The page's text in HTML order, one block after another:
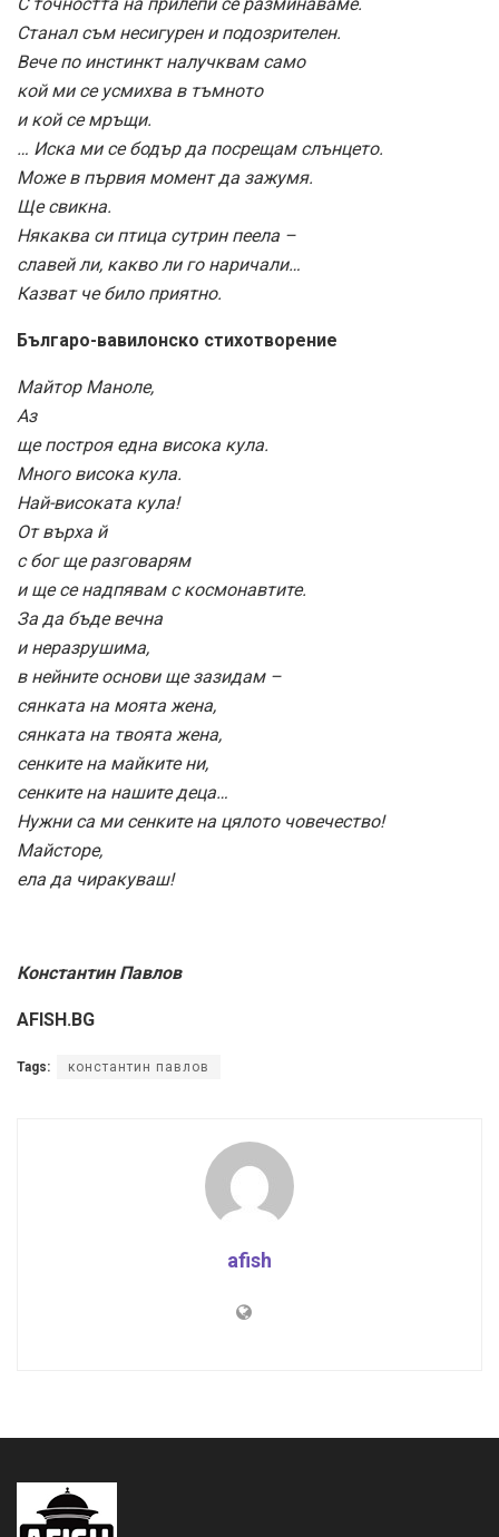
Станал съм несигурен и подозрителен.
Вече по инстинкт налучквам само
кой ми се усмихва в тъмното
и кой се мръщи.
… Иска ми се бодър да посрещам слънцето.
Може в първия момент да зажумя.
Ще свикна.
Някаква си птица сутрин пеела –
славей ли, какво ли го наричали…
Казват че било приятно.
Българо-вавилонско стихотворение
Майтор Маноле,
Аз
ще построя една висока кула.
Много висока кула.
Най-високата кула!
От върха й
с бог ще разговарям
и ще се надпявам с космонавтите.
За да бъде вечна
и неразрушима,
в нейните основи ще зазидам –
сянката на моята жена,
сянката на твоята жена,
сенките на майките ни,
сенките на нашите деца…
Нужни са ми сенките на цялото човечество!
Майсторе,
ела да чиракуваш!
Константин Павлов
AFISH.BG
Tags: константин павлов
afish